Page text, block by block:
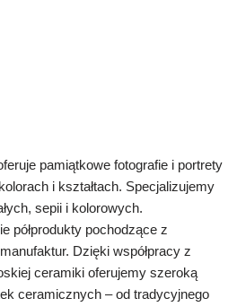
pamiątkowe fotografie i portrety
i kształtach. Specjalizujemy
sepii i kolorowych.
półprodukty pochodzące z
Dzięki współpracy z
ceramiki oferujemy szeroką
ceramicznych – od tradycyjnego